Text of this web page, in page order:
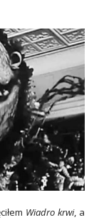
Wiadro krwi, a